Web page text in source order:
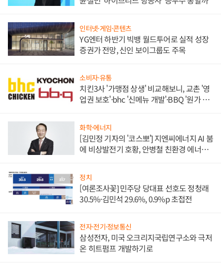
인터넷·게임·콘텐츠
YG엔터 하반기 빅뱅 월드투어로 실적 성장
증권가 전망, 신인 보이그룹도 주목
소비자·유통
치킨3사 '가맹점 상생' 비교해보니, 교촌 '영
업권 보호'·bhc '신메뉴 개발'·BBQ '원가 부
화학·에너지
[김민정 기자의 '코스뽀'] 지엔씨에너지 AI 붐
에 비상발전기 호황, 안병철 친환경 에너지
정치
[여론조사꽃] 민주당 당대표 선호도 정청래
30.5%·김민석 29.6%, 0.9%p 초접전
전자·전기·정보통신
삼성전자, 미국 오크리지국립연구소와 극저
온 히트펌프 개발하기로